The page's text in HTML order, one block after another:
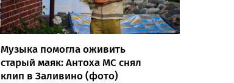
Музыка помогла оживить
старый маяк: Антоха МС снял
клип в Заливино (фото)